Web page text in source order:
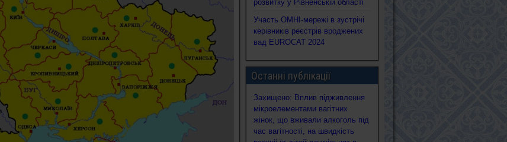
розвитку у Рівненській області
Участь ОМНІ-мережі в зустрічі
керівників реєстрів вроджених
вад EUROCAT 2024
Останні публікації
Захищено: Вплив підживлення
мікроелементами вагітних
жінок, що вживали алкоголь під
час вагітності, на швидкість